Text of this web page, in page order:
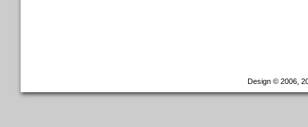
Design © 2006,